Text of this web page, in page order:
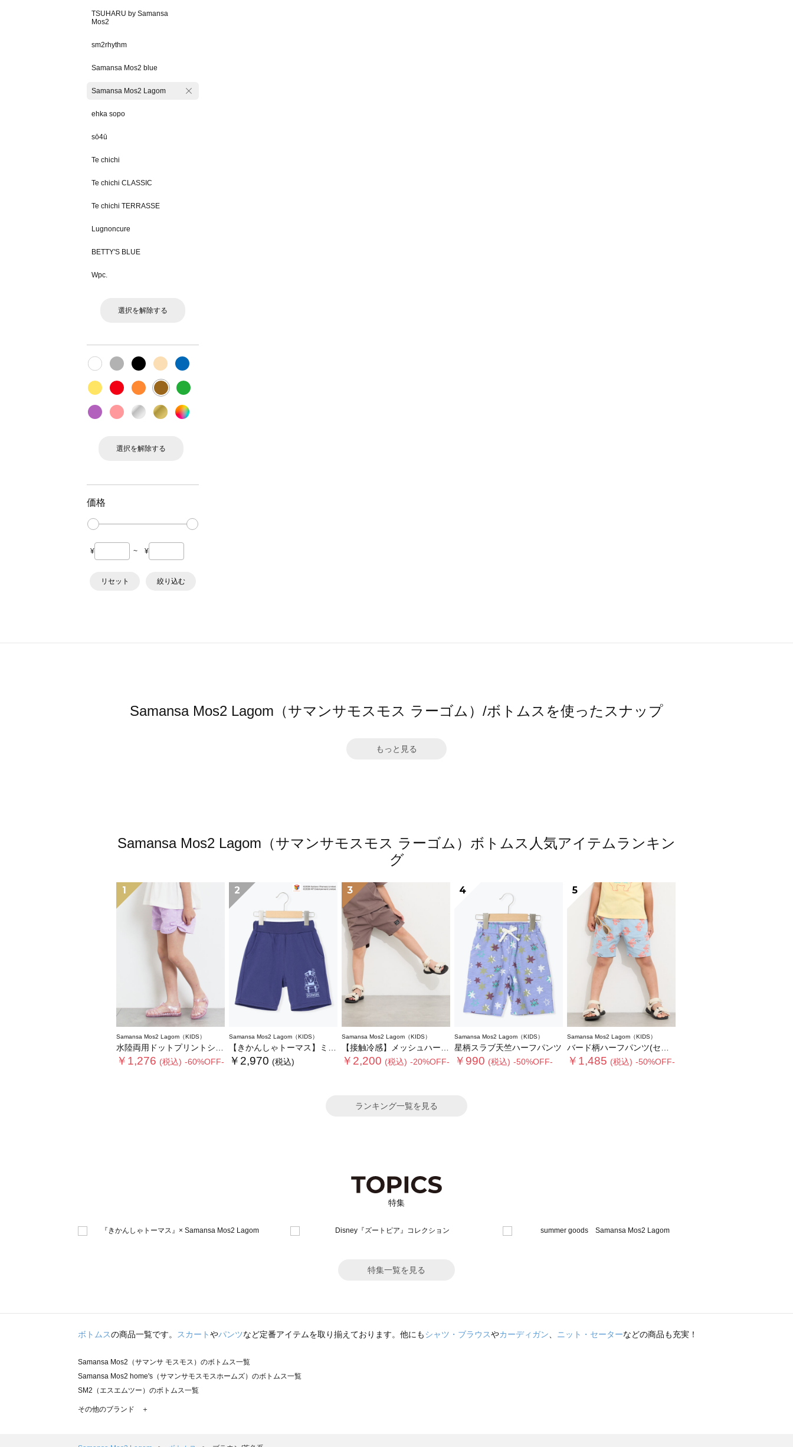
TSUHARU by Samansa
Mos2
sm2rhythm
Samansa Mos2 blue
Samansa Mos2 Lagom
ehka sopo
sō4ū
Te chichi
Te chichi CLASSIC
Te chichi TERRASSE
Lugnoncure
BETTY'S BLUE
Wpc.
選択を解除する
選択を解除する
価格
¥ ~ ¥
リセット 絞り込む
Samansa Mos2 Lagom（サマンサモスモス ラーゴム）/ボトムスを使ったスナップ
もっと見る
Samansa Mos2 Lagom（サマンサモスモス ラーゴム）ボトムス人気アイテムランキン
グ
1
Samansa Mos2 Lagom（KIDS）
水陸両用ドットプリントショートパンツ
￥1,276 (税込) -60%OFF-
2
Samansa Mos2 Lagom（KIDS）
【きかんしゃトーマス】ミニ裏毛ハーフパンツ
￥2,970 (税込)
3
Samansa Mos2 Lagom（KIDS）
【接触冷感】メッシュハーフパンツ
￥2,200 (税込) -20%OFF-
4
Samansa Mos2 Lagom（KIDS）
星柄スラブ天竺ハーフパンツ
￥990 (税込) -50%OFF-
5
Samansa Mos2 Lagom（KIDS）
バード柄ハーフパンツ(セットアップ可)
￥1,485 (税込) -50%OFF-
ランキング一覧を見る
特集
特集一覧を見る
ボトムスの商品一覧です。 スカートやパンツなど定番アイテムを取り揃えております。他にもシャツ・ブラウスやカーディガン、 ニット・セーターなどの商品も充実！
Samansa Mos2（サマンサ モスモス）のボトムス一覧
Samansa Mos2 home's（サマンサモスモスホームズ）のボトムス一覧
SM2（エスエムツー）のボトムス一覧
TSUHARU by Samansa Mos2（ツハルバイサマンサモスモス）のボトムス一覧
その他のブランド ＋